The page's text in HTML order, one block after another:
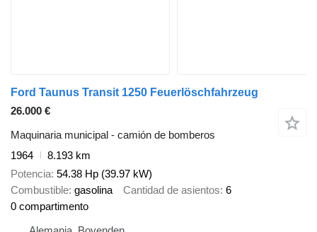
Ford Taunus Transit 1250 Feuerlöschfahrzeug
26.000 €
Maquinaria municipal - camión de bomberos
1964
8.193 km
Potencia 54.38 Hp (39.97 kW)
Combustible gasolina Cantidad de asientos 6
0 compartimento